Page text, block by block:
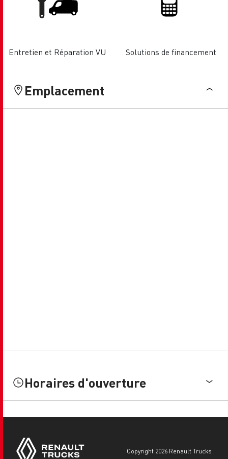
Entretien et Réparation VU Solutions de financement
Emplacement
Horaires d'ouverture
copyright 2026 Renault Trucks